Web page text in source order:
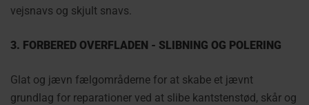
vejsnavs og skjult snavs.
3. FORBERED OVERFLADEN - SLIBNING OG POLERING
Glat og jævn fælgområderne for at skabe et jævnt
grundlag for reparationer ved at slibe kantstenstød, skår og